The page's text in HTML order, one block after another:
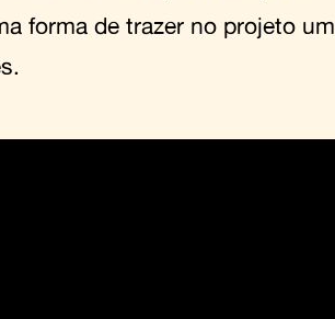
forma de trazer no projeto um